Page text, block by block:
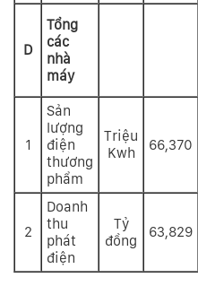
D
Tổng
các
nhà
máy
1
Sản
lượng
điện
thương
phẩm
Triệu
Kwh
66,370
2
Doanh
thu
phát
điện
Tỷ
đồng
63,829